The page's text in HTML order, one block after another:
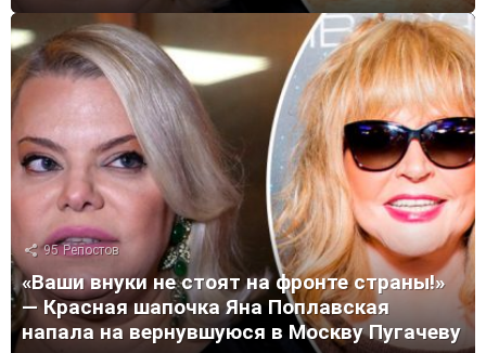
95 Репостов
«Ваши внуки не стоят на фронте страны!»
— Красная шапочка Яна Поплавская
напала на вернувшуюся в Москву Пугачеву